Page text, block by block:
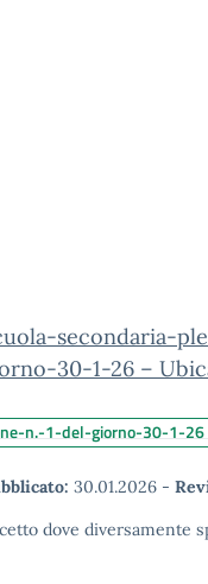
secondaria-
30-1-26 –
30.01.2026 -
dove diversamente
n.-1-del-giorno-30-1-